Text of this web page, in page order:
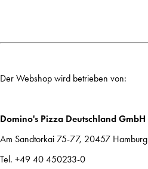
Der Webshop wird betrieben von:
Domino's Pizza Deutschland GmbH
Am Sandtorkai 75-77, 20457 Hamburg
Tel. +49 40 450233-0